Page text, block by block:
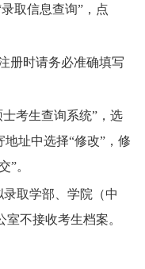
取信息查询”，点
册时请务必准确填写
考生查询系统”，选
址中选择“修改”，修
”。
取学部、学院（中
不接收考生档案。